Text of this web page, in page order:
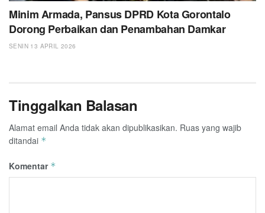
Minim Armada, Pansus DPRD Kota Gorontalo
Dorong Perbaikan dan Penambahan Damkar
SENIN 13 APRIL 2026
Tinggalkan Balasan
Alamat email Anda tidak akan dipublikasikan. Ruas yang wajib
ditandai *
Komentar *